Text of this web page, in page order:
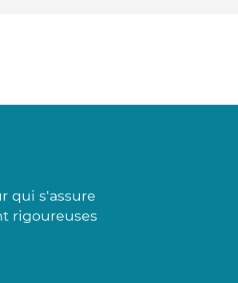
qui s'assure
rigoureuses